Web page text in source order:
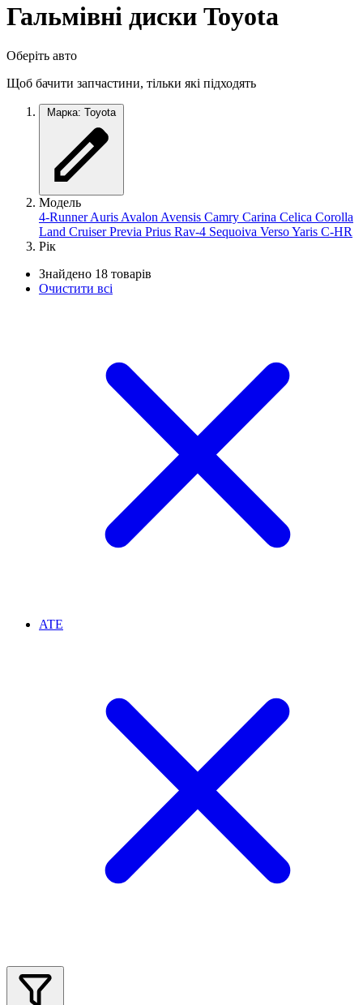
Гальмівні диски Toyota
Оберіть авто
Щоб бачити запчастини, тільки які підходять
Марка: Toyota
Модель
4-RunnerAurisAvalonAvensis Camry Carina Celica Corolla
Land CruiserPrevia Prius Rav-4 Sequoiva VersoYaris C-HR
Рік
Знайдено 18 товарів
Очистити всі
ATE